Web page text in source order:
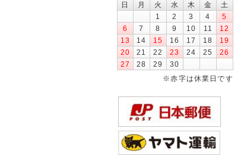
日
月 火 水 木 金
土
1
2 3 4
5
6
7 8 9 10 11
12
13
14 15 16 17 18
19
20
21 22 23 24 25
26
27
28 29
30
※赤字は休業日です